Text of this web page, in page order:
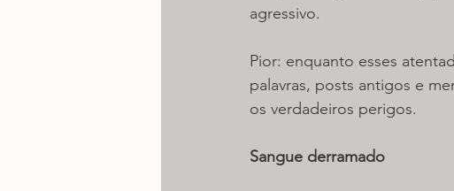
agressivo.
Pior: enquanto esses
palavras, posts antigos e
os verdadeiros perigos.
Sangue derramado